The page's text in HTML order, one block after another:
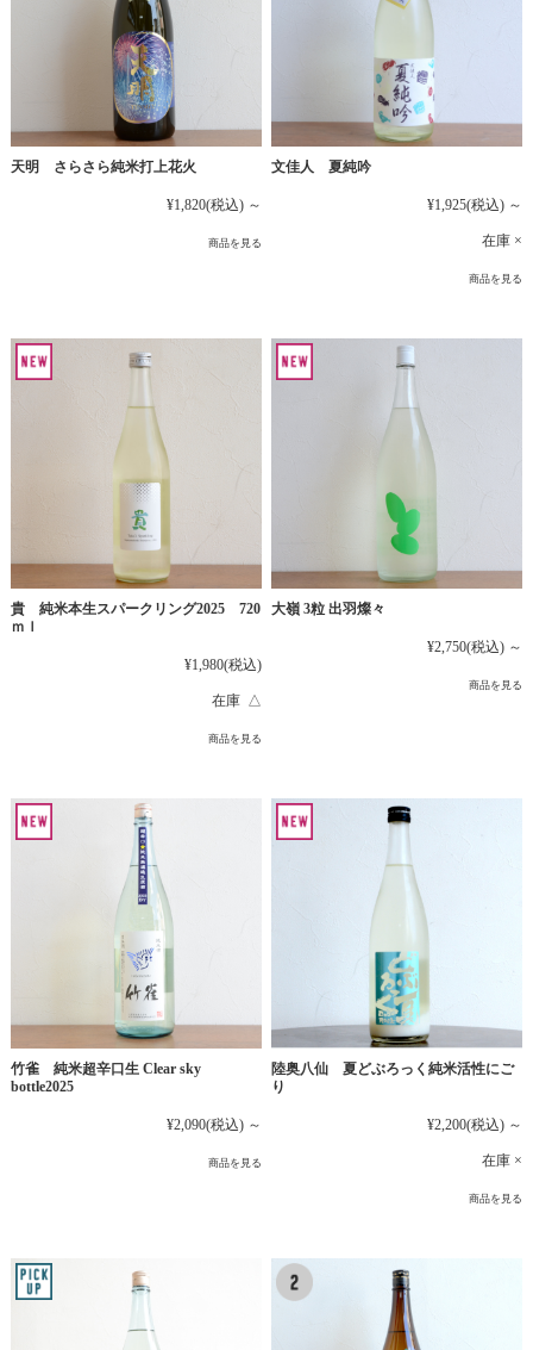
天明 さらさら純米打上花火
¥1,820(税込) ～
商品を見る
文佳人 夏純吟
¥1,925(税込) ～
在庫 ×
商品を見る
貴 純米本生スパークリング2025 720
ｍｌ
¥1,980(税込)
在庫 △
商品を見る
大嶺 3粒 出羽燦々
¥2,750(税込) ～
商品を見る
竹雀 純米超辛口生 Clear sky
bottle2025
¥2,090(税込) ～
商品を見る
陸奥八仙 夏どぶろっく純米活性にご
り
¥2,200(税込) ～
在庫 ×
商品を見る